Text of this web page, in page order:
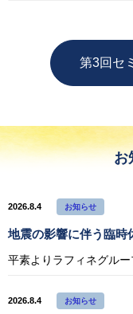
第3回セ
お
2026.8.4 お知らせ
地震の影響に伴う臨時
2026.8.4 お知らせ